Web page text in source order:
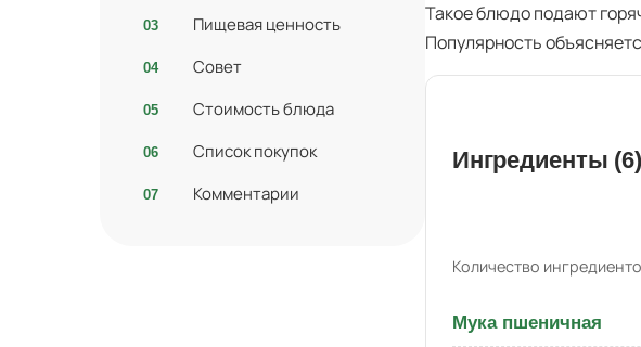
Пищевая ценность
Совет
Стоимость блюда
Список покупок
Комментарии
Такое блюдо подают
Популярность
Ингредиенты (6)
Количество
Мука пшеничная